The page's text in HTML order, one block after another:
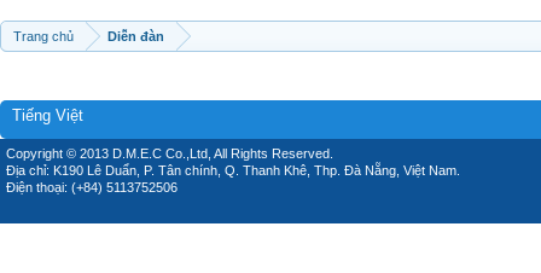
Trang chủ Diễn đàn
Tiếng Việt
Copyright © 2013 D.M.E.C Co.,Ltd, All Rights Reserved.
Địa chỉ: K190 Lê Duẩn, P. Tân chính, Q. Thanh Khê, Thp. Đà Nẵng, Việt Nam.
Điện thoại: (+84) 5113752506